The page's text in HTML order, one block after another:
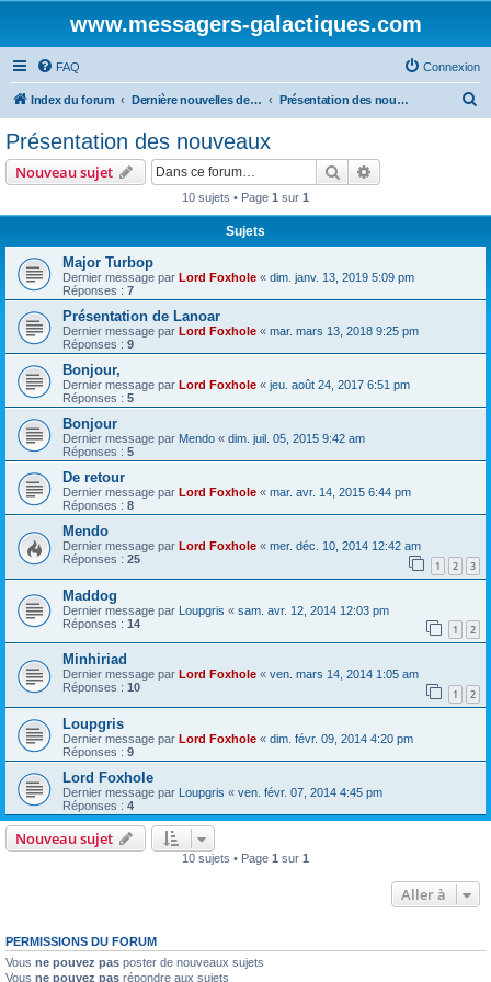
www.messagers-galactiques.com
FAQ Connexion
Index du forum Dernière nouvelles de MEGA IV Présentation des nouveaux
Présentation des nouveaux
Nouveau sujet Rechercher
10 sujets • Page 1 sur 1
Sujets
Major Turbop
Dernier message par Lord Foxhole « dim. janv. 13, 2019 5:09 pm
Réponses : 7
Présentation de Lanoar
Dernier message par Lord Foxhole « mar. mars 13, 2018 9:25 pm
Réponses : 9
Bonjour,
Dernier message par Lord Foxhole « jeu. août 24, 2017 6:51 pm
Réponses : 5
Bonjour
Dernier message par Mendo « dim. juil. 05, 2015 9:42 am
Réponses : 5
De retour
Dernier message par Lord Foxhole « mar. avr. 14, 2015 6:44 pm
Réponses : 8
Mendo
Dernier message par Lord Foxhole « mer. déc. 10, 2014 12:42 am
Réponses : 25 1 2 3
Maddog
Dernier message par Loupgris « sam. avr. 12, 2014 12:03 pm
Réponses : 14 1 2
Minhiriad
Dernier message par Lord Foxhole « ven. mars 14, 2014 1:05 am
Réponses : 10 1 2
Loupgris
Dernier message par Lord Foxhole « dim. févr. 09, 2014 4:20 pm
Réponses : 9
Lord Foxhole
Dernier message par Loupgris « ven. févr. 07, 2014 4:45 pm
Réponses : 4
Nouveau sujet
10 sujets • Page 1 sur 1
Aller à
PERMISSIONS DU FORUM
Vous ne pouvez pas poster de nouveaux sujets
Vous ne pouvez pas répondre aux sujets